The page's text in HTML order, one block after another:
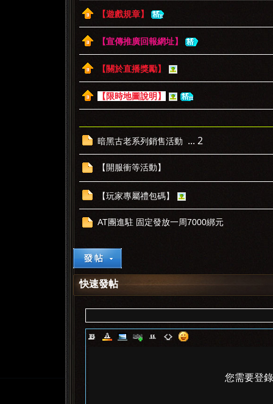
【遊戲規章】
【宣傳推廣回報網址】
【關於直播獎勵】
【限時地圖說明】
暗黑古老系列銷售活動 ... 2
【開服衝等活動】
【玩家專屬禮包碼】
AT團進駐 固定發放一周7000綁元
快速發帖
您需要登